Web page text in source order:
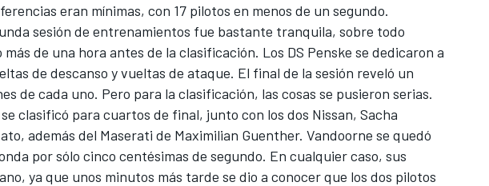
eran mínimas, con 17 pilotos en menos de un segundo.
sesión de entrenamientos fue bastante tranquila, sobre todo
de una hora antes de la clasificación. Los DS Penske se dedicaron a
de descanso y vueltas de ataque. El final de la sesión reveló un
de cada uno. Pero para la clasificación, las cosas se pusieron serias.
clasificó para cuartos de final, junto con los dos Nissan, Sacha
, además del Maserati de Maximilian Guenther. Vandoorne se quedó
por sólo cinco centésimas de segundo. En cualquier caso, sus
ya que unos minutos más tarde se dio a conocer que los dos pilotos